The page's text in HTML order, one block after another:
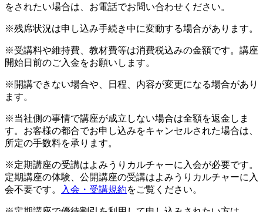
をされたい場合は、お電話でお問い合わせください。
※残席状況は申し込み手続き中に変動する場合があります。
※受講料や維持費、教材費等は消費税込みの金額です。講座
開始日前のご入金をお願いします。
※開講できない場合や、日程、内容が変更になる場合があり
ます。
※当社側の事情で講座が成立しない場合は全額を返金しま
す。お客様の都合でお申し込みをキャンセルされた場合は、
所定の手数料を承ります。
※定期講座の受講はよみうりカルチャーに入会が必要です。
定期講座の体験、公開講座の受講はよみうりカルチャーに入
会不要です。
入会・受講規約をご覧ください。